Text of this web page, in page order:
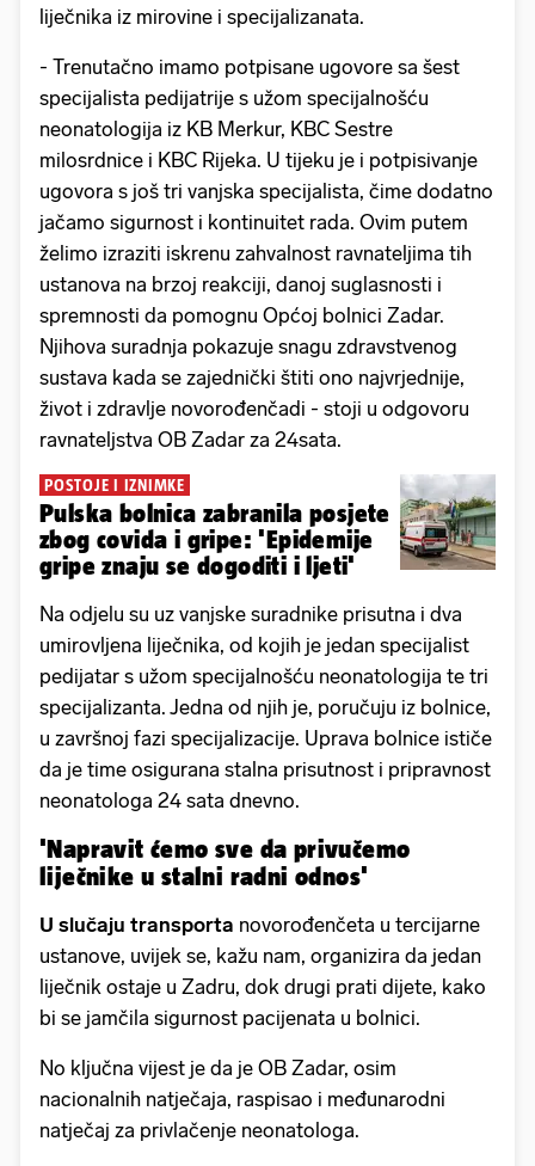
liječnika iz mirovine i specijalizanata.
- Trenutačno imamo potpisane ugovore sa šest
specijalista pedijatrije s užom specijalnošću
neonatologija iz KB Merkur, KBC Sestre
milosrdnice i KBC Rijeka. U tijeku je i potpisivanje
ugovora s još tri vanjska specijalista, čime dodatno
jačamo sigurnost i kontinuitet rada. Ovim putem
želimo izraziti iskrenu zahvalnost ravnateljima tih
ustanova na brzoj reakciji, danoj suglasnosti i
spremnosti da pomognu Općoj bolnici Zadar.
Njihova suradnja pokazuje snagu zdravstvenog
sustava kada se zajednički štiti ono najvrjednije,
život i zdravlje novorođenčadi - stoji u odgovoru
ravnateljstva OB Zadar za 24sata.
POSTOJE I IZNIMKE
Pulska bolnica zabranila posjete
zbog covida i gripe: 'Epidemije
gripe znaju se dogoditi i ljeti'
Na odjelu su uz vanjske suradnike prisutna i dva
umirovljena liječnika, od kojih je jedan specijalist
pedijatar s užom specijalnošću neonatologija te tri
specijalizanta. Jedna od njih je, poručuju iz bolnice,
u završnoj fazi specijalizacije. Uprava bolnice ističe
da je time osigurana stalna prisutnost i pripravnost
neonatologa 24 sata dnevno.
'Napravit ćemo sve da privučemo
liječnike u stalni radni odnos'
U slučaju transporta novorođenčeta u tercijarne
ustanove, uvijek se, kažu nam, organizira da jedan
liječnik ostaje u Zadru, dok drugi prati dijete, kako
bi se jamčila sigurnost pacijenata u bolnici.
No ključna vijest je da je OB Zadar, osim
nacionalnih natječaja, raspisao i međunarodni
natječaj za privlačenje neonatologa.